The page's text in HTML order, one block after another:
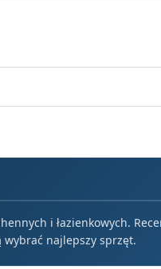
i łazienkowych.
najlepszy sprzęt.